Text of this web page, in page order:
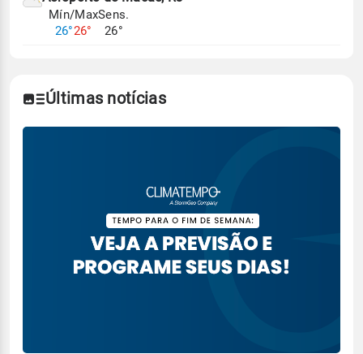
Mín/Max
26°26°
Sens.
26°
Últimas notícias